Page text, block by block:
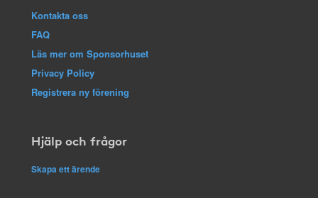
Kontakta oss
FAQ
Läs mer om Sponsorhuset
Privacy Policy
Registrera ny förening
Hjälp och frågor
Skapa ett ärende